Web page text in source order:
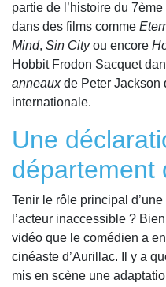
partie de l’histoire du
dans des films comme
Mind, Sin Cityou encore
Hobbit Frodon Sacquet
anneauxde Peter Jackson
internationale.
Une
département
Tenir le rôle principal
l’acteur inaccessible ?
vidéo que le comédien a
cinéaste d’Aurillac. Il y a
mis en scène une